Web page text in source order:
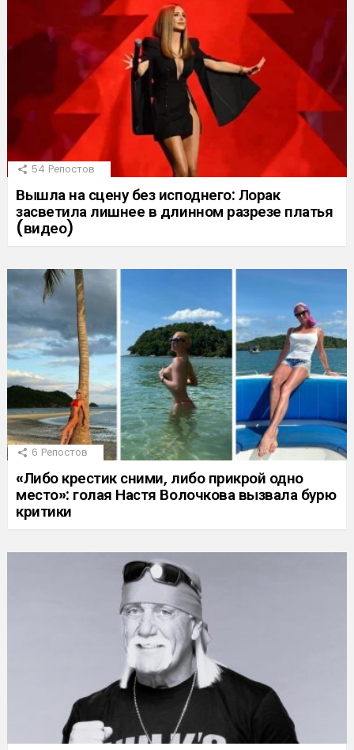
54 Репостов
Вышла на сцену без исподнего: Лорак
засветила лишнее в длинном разрезе платья
(видео)
6 Репостов
«Либо крестик сними, либо прикрой одно
место»: голая Настя Волочкова вызвала бурю
критики